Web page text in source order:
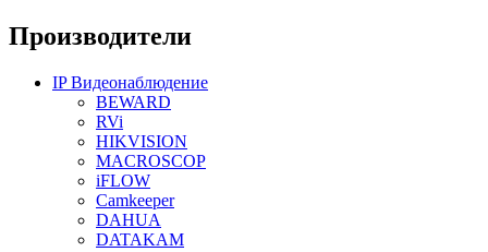
Производители
IP Видеонаблюдение
BEWARD
RVi
HIKVISION
MACROSCOP
iFLOW
Camkeeper
DAHUA
DATAKAM